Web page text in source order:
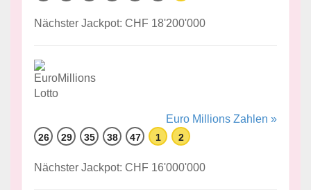
Nächster Jackpot: CHF 18'200'000
Euro Millions Zahlen »
26 29 35 38 47 1 2
Nächster Jackpot: CHF 16'000'000